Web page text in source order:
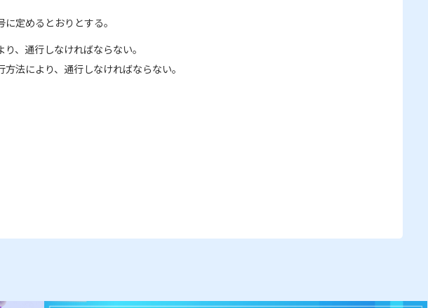
定めるとおりとする。
、通行しなければならない。
法により、通行しなければならない。